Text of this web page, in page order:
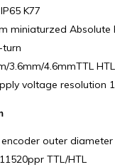
K77
miniaturzed Absolute
3.6mm/4.6mmTTL
voltage resolution
encoder outer
TTL/HTL